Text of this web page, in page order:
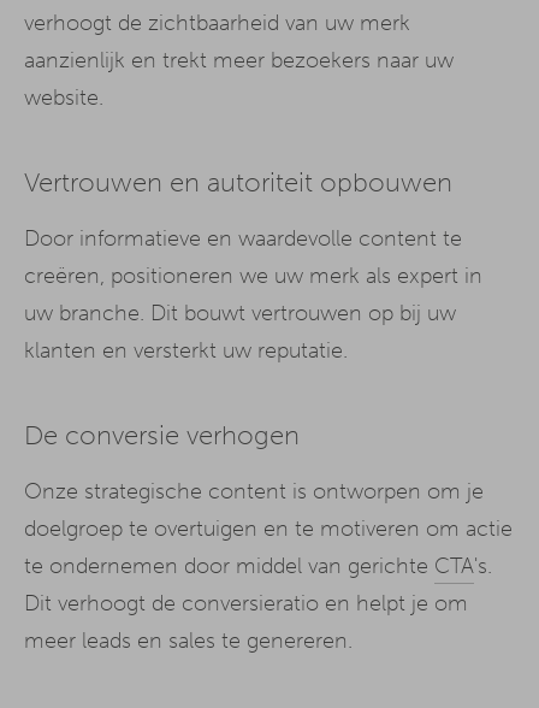
verhoogt de zichtbaarheid van uw merk
aanzienlijk en trekt meer bezoekers naar uw
website.
Vertrouwen en autoriteit opbouwen
Door informatieve en waardevolle content te
creëren, positioneren we uw merk als expert in
uw branche. Dit bouwt vertrouwen op bij uw
klanten en versterkt uw reputatie.
De conversie verhogen
Onze strategische content is ontworpen om je
doelgroep te overtuigen en te motiveren om actie
te ondernemen door middel van gerichte CTA's.
Dit verhoogt de conversieratio en helpt je om
meer leads en sales te genereren.